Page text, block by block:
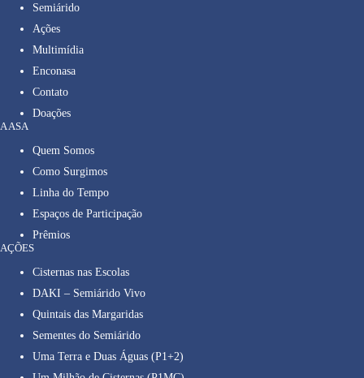
Semiárido
Ações
Multimídia
Enconasa
Contato
Doações
A ASA
Quem Somos
Como Surgimos
Linha do Tempo
Espaços de Participação
Prêmios
AÇÕES
Cisternas nas Escolas
DAKI – Semiárido Vivo
Quintais das Margaridas
Sementes do Semiárido
Uma Terra e Duas Águas (P1+2)